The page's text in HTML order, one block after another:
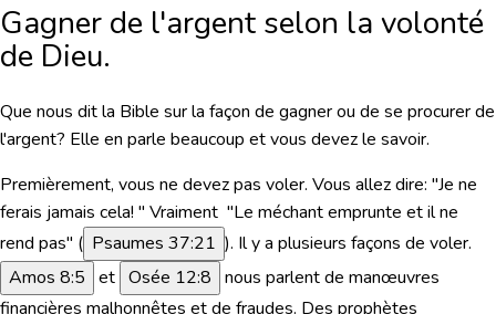
Gagner de l'argent selon la volonté
de Dieu.
Que nous dit la Bible sur la façon de gagner ou de se procurer de
l'argent? Elle en parle beaucoup et vous devez le savoir.
Premièrement, vous ne devez pas voler. Vous allez dire: "Je ne
ferais jamais cela! " Vraiment "Le méchant emprunte et il ne
rend pas" ( Psaumes 37:21 ). Il y a plusieurs façons de voler.
Amos 8:5 et Osée 12:8 nous parlent de manœuvres
financières malhonnêtes et de fraudes. Des prophètes